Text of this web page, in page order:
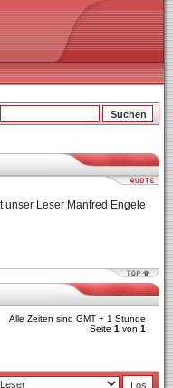
unser Leser Manfred Engele
Alle Zeiten sind GMT + 1 Stunde
Seite 1 von 1